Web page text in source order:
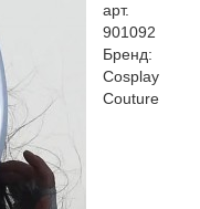
арт.
901092
Бренд:
Cosplay
Couture